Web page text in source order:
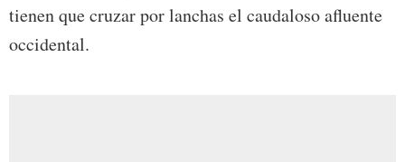
tienen que cruzar por lanchas el caudaloso afluente
occidental.